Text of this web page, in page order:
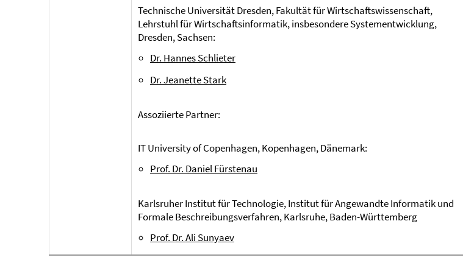
Technische Universität Dresden, Fakultät für Wirtschaftswissenschaft,
Lehrstuhl für Wirtschaftsinformatik, insbesondere Systementwicklung,
Dresden, Sachsen:
Dr. Hannes Schlieter
Dr. Jeanette Stark
Assoziierte Partner:
IT University of Copenhagen, Kopenhagen, Dänemark:
Prof. Dr. Daniel Fürstenau
Karlsruher Institut für Technologie, Institut für Angewandte Informatik und
Formale Beschreibungsverfahren, Karlsruhe, Baden-Württemberg
Prof. Dr. Ali Sunyaev